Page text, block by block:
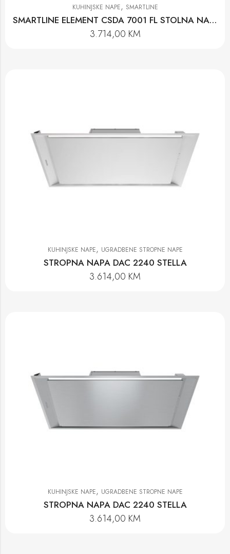
KUHINJSKE NAPE, SMARTLINE
SMARTLINE ELEMENT CSDA 7001 FL STOLNA NAPA
3.714,00 KM
KUHINJSKE NAPE, UGRADBENE STROPNE NAPE
STROPNA NAPA DAC 2240 STELLA
3.614,00 KM
KUHINJSKE NAPE, UGRADBENE STROPNE NAPE
STROPNA NAPA DAC 2240 STELLA
3.614,00 KM